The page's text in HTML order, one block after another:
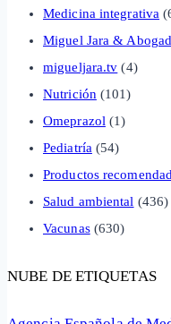
Medicina integrativa
Miguel Jara &
migueljara.tv (4)
Nutrición (101)
Omeprazol (1)
Pediatría (54)
Productos
Salud ambiental (436)
Vacunas(630)
NUBE DE ETIQUETAS